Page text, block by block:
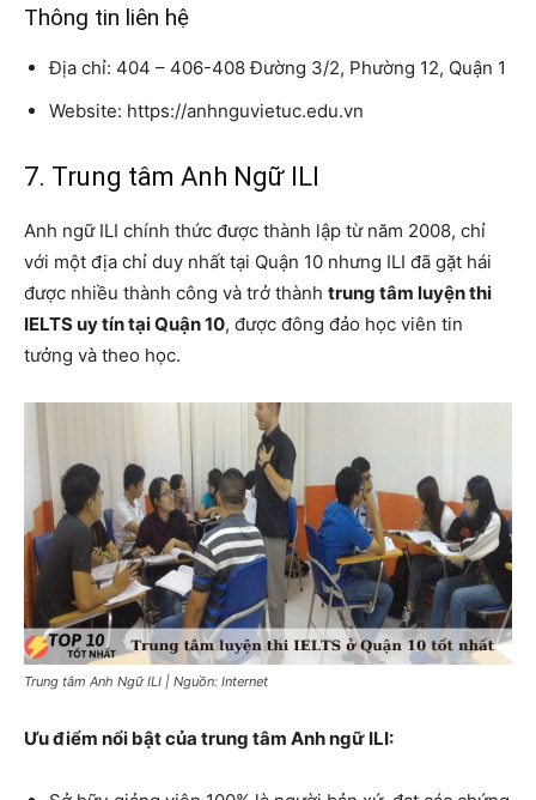
Thông tin liên hệ
Địa chỉ: 404 – 406-408 Đường 3/2, Phường 12, Quận 1
Website: https://anhnguvietuc.edu.vn
7. Trung tâm Anh Ngữ ILI
Anh ngữ ILI chính thức được thành lập từ năm 2008, chỉ
với một địa chỉ duy nhất tại Quận 10 nhưng ILI đã gặt hái
được nhiều thành công và trở thành trung tâm luyện thi
IELTS uy tín tại Quận 10, được đông đảo học viên tin
tưởng và theo học.
Trung tâm Anh Ngữ ILI | Nguồn: Internet
Ưu điểm nổi bật của trung tâm Anh ngữ ILI: